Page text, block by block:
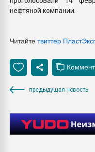
нефтяной компании.
Читайте твиттер
предыдущая новость